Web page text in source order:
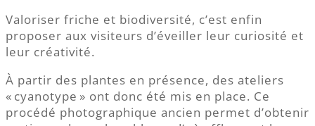
Valoriser friche et biodiversité, c’est enfin
proposer aux visiteurs d’éveiller leur curiosité et
leur créativité.
À partir des plantes en présence, des ateliers
« cyanotype » ont donc été mis en place. Ce
procédé photographique ancien permet d’obtenir